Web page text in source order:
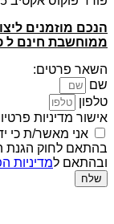
הנכם מוזמנים
ממוחשבת חינם ל
השאר פרטים:
שם
טלפון
אישור מדיניות
אני מאשר/ת כי
ובהתאם למדיניות
שלח